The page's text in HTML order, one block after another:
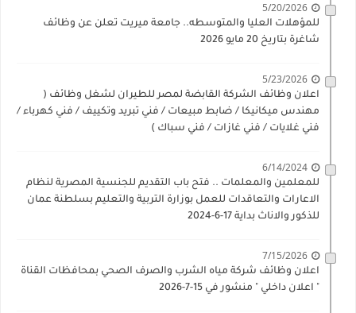
5/20/2026
للمؤهلات العليا والمتوسطه.. جامعة ميريت تعلن عن وظائف
شاغرة بتاريخ 20 مايو 2026
5/23/2026
اعلان وظائف الشركة القابضة لمصر للطيران لشغل وظائف (
مهندس ميكانيكا / ضابط مبيعات / فني تبريد وتكييف / فني كهرباء /
فني غلايات / فني غازات / فني سباك )
6/14/2024
للمعلمين والمعلمات .. فتح باب التقديم للجنسية المصرية لنظام
الاعارات والتعاقدات للعمل بوزارة التربية والتعليم بسلطنة عمان
للذكور والاناث بداية 17-6-2024
7/15/2026
اعلان وظائف شركة مياه الشرب والصرف الصحي بمحافظات القناة
" اعلان داخلي " منشور في 15-7-2026